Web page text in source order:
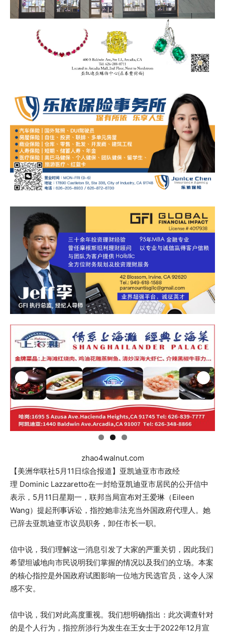
zhao4walnut.com
【美洲华联社5月11日综合报道】亚凯迪亚市市政经
理 Dominic Lazzaretto在一封给亚凯迪亚市居民的公开信中
表示，5月11日星期一，联邦当局宣布对王爱琳（Eileen
Wang）提起刑事诉讼，指控她非法充当外国政府代理人。她
已辞去亚凯迪亚市议员职务，卸任市长一职。
信中说，我们理解这一消息引发了大家的严重关切，因此我们
希望坦诚地向市民说明我们掌握的情况以及我们的立场。本案
的核心指控是外国政府试图影响一位地方民选官员，这令人深
感不安。
信中说，我们对此高度重视。我们想明确指出：此次调查针对
的是个人行为，指控所涉行为发生在王女士于2022年12月宣